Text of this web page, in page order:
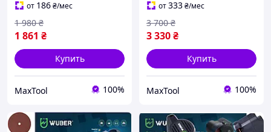
АКБ) YT-84981
от 186₴/мес
1 861 ₴
1 980 ₴
Купить
MaxTool 100%
84980
от333₴/мес
3 330₴
3 700 ₴
Купить
MaxTool 100%